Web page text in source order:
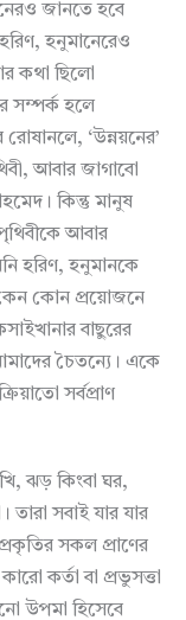
জানতে হবে
হনুমানেরেও
কথা ছিলো
সম্পর্ক হলে
‘উন্নয়নের’
আবার জাগাবো
কিন্তু মানুষ
আবার
হরিণ, হনুমানকে
কোন প্রয়োজনে
বাছুরের
চৈতন্যে। একে
সর্বপ্রাণ
ঝড় কিংবা ঘর,
তারা সবাই যার যার
সকল প্রাণের
কর্তা বা প্রভুসত্তা
উপমা হিসেবে